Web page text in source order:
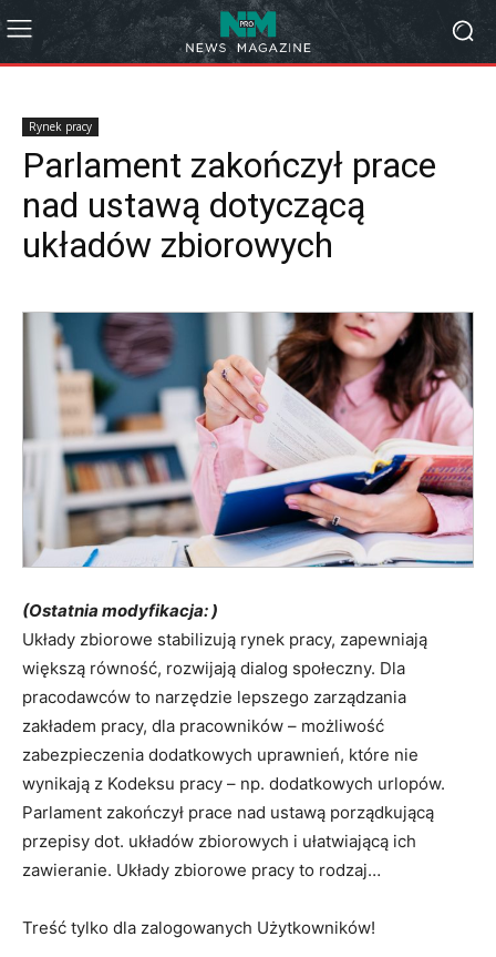
Rynek pracy
Parlament zakończył prace
nad ustawą dotyczącą
układów zbiorowych
(Ostatnia modyfikacja: )
Układy zbiorowe stabilizują rynek pracy, zapewniają
większą równość, rozwijają dialog społeczny. Dla
pracodawców to narzędzie lepszego zarządzania
zakładem pracy, dla pracowników – możliwość
zabezpieczenia dodatkowych uprawnień, które nie
wynikają z Kodeksu pracy – np. dodatkowych urlopów.
Parlament zakończył prace nad ustawą porządkującą
przepisy dot. układów zbiorowych i ułatwiającą ich
zawieranie. Układy zbiorowe pracy to rodzaj…
Treść tylko dla zalogowanych Użytkowników!